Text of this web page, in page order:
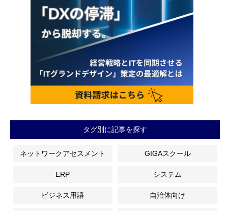
タグ別に記事を探す
ネットワークアセスメント GIGAスクール
ERP システム
ビジネス用語 自治体向け